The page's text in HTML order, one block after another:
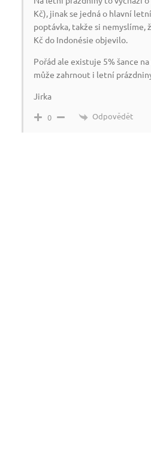
Kč), jinak se jedná o hlavní
poptávka, takže si nemyslíme,
Kč do Indonésie objevilo.
Pořád ale existuje 5% šance
může zahrnout i letní
Jirka
0 Odpovědět